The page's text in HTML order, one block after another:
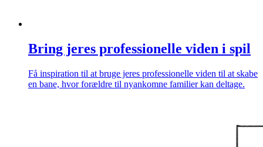
Bring jeres professionelle viden i spil
Få inspiration til at bruge jeres professionelle viden til at skabe
en bane, hvor forældre til nyankomne familier kan deltage.